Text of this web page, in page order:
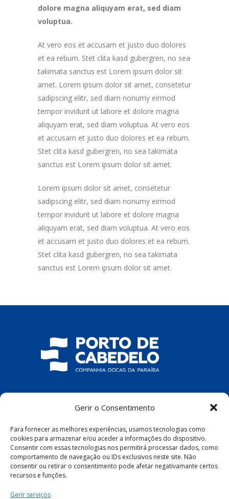
Gerir o Consentimento
Para fornecer as melhores experiências, usamos tecnologias como
cookies para armazenar e/ou aceder a informações do dispositivo.
Consentir com essas tecnologias nos permitirá processar dados, como
comportamento de navegação ou IDs exclusivos neste site. Não
consentir ou retirar o consentimento pode afetar negativamante certos
recursos e funções.
Gerir serviços
dolore magna aliquyam erat, sed diam
voluptua.
At vero eos et accusam et justo duo dolores
et ea rebum. Stet clita kasd gubergren, no sea
takimata sanctus est Lorem ipsum dolor sit
amet. Lorem ipsum dolor sit amet, consetetur
sadipscing elitr, sed diam nonumy eirmod
tempor invidunt ut labore et dolore magna
aliquyam erat, sed diam voluptua. At vero eos
et accusam et justo duo dolores et ea rebum.
Stet clita kasd gubergren, no sea takimata
sanctus est Lorem ipsum dolor sit amet.
Lorem ipsum dolor sit amet, consetetur
sadipscing elitr, sed diam nonumy eirmod
tempor invidunt ut labore et dolore magna
aliquyam erat, sed diam voluptua. At vero eos
et accusam et justo duo dolores et ea rebum.
Stet clita kasd gubergren, no sea takimata
sanctus est Lorem ipsum dolor sit amet.
COMPANHIA DOCAS DA PARAÍBA
– PB, 58100-100
Política de Privacidade